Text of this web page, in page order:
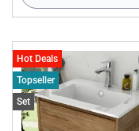
Hot Deals
Topseller
Set